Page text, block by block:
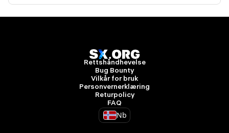
Rettshåndhevelse
Bug Bounty
Vilkår for bruk
Personvernerklæring
Returpolicy
FAQ
Nb